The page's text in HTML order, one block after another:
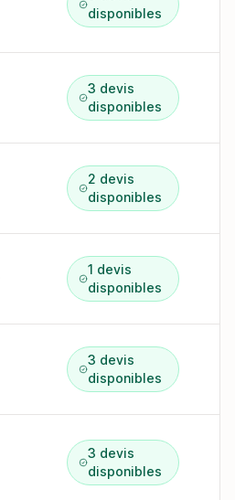
disponibles
3 devis
disponibles
2 devis
disponibles
1 devis
disponibles
3 devis
disponibles
3 devis
disponibles